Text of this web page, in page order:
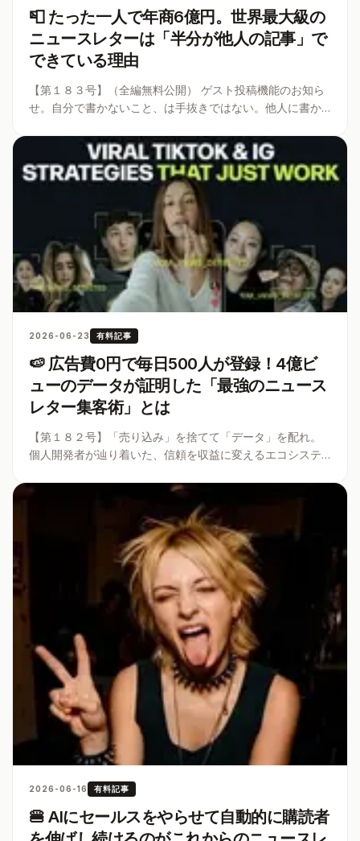
📮 たった一人で年商6億円。世界最大級の
ニュースレターは「半分が他人の記事」で
できている理由
【第１８３号】（全編無料公開） ゲスト投稿機能のお知ら
せ。自分で書かないこと、は手抜きではない。他人に書か
集めたレニーの「ゲスト活用術」の全貌と、ニュースレタ
ーを飛躍させる絶対原則を解...
2026-06-23 有料記事
🍉 広告費0円で毎日500人が登録！4億ビ
ューのデータが証明した「最強のニュース
レター集客術」とは
【第１８２号】「売り込み」を捨てて「データ」を配れ。
個人開発者が辿り着いた、信頼を収益に変えるエコシステ
狂させる、信頼の経済学を解説した
2026-06-16 有料記事
🍔 AIにセールスをやらせて自動的に購読者